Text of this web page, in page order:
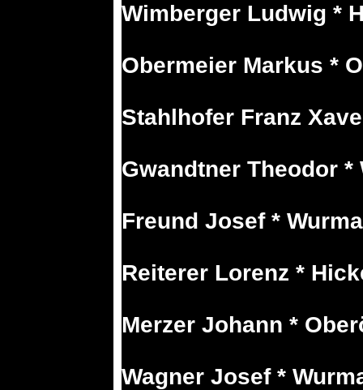
Wimberger Ludwig *
Obermeier Markus *
Stahlhofer Franz
Gwandtner Theodor *
Freund Josef *
Reiterer Lorenz *
Merzer Johann *
Wagner Josef *